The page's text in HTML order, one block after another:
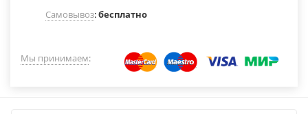
Самовывоз:бесплатно
Мы принимаем: